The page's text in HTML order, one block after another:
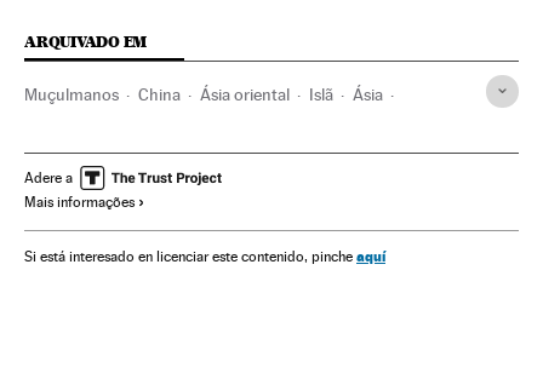
ARQUIVADO EM
Muçulmanos China Ásia oriental Islã Ásia
Grupos sociais Sociedade
Adere a
Mais informações
Si está interesado en licenciar este contenido, pinche aquí